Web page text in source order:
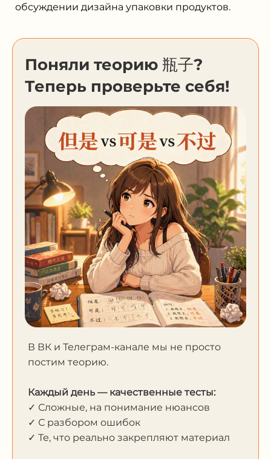
обсуждении дизайна упаковки продуктов.
Поняли теорию 瓶子?
Теперь проверьте себя!
В ВК и Телеграм-канале мы не просто
постим теорию.
Каждый день — качественные тесты:
✓ Сложные, на понимание нюансов
✓ С разбором ошибок
✓ Те, что реально закрепляют материал